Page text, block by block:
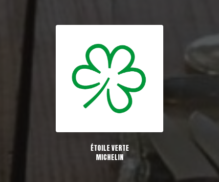
ÉTOILE VERTE
MICHELIN